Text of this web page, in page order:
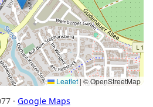
Leaflet | © OpenStreetMap
· Google Maps